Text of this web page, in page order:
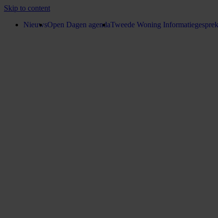
Skip to content
NieuwsOpen Dagen agendaTweede Woning Informatiegesprek